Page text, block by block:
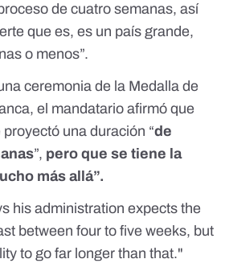
de cuatro semanas, así
que es, es un país grande,
o menos”.
ceremonia de la Medalla de
el mandatario afirmó que
una duración “de
”, pero que se tiene la
más allá”.
his administration expects the
between four to five weeks, but
to go far longer than that."